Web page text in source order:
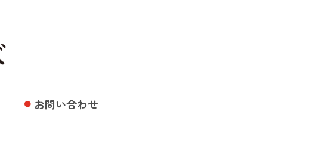
お問い合わせ